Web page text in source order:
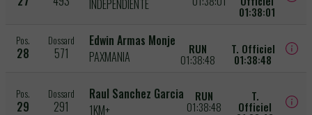
INDEPENDIENTE
01:38:01
Pos.
28
Dossard
571
Edwin Armas Monje
PAXMANIA
RUN
01:38:48
T. Officiel
01:38:48
Pos.
29
Dossard
291
Raul Sanchez Garcia
1KM+
RUN
01:38:48
T.
Officiel